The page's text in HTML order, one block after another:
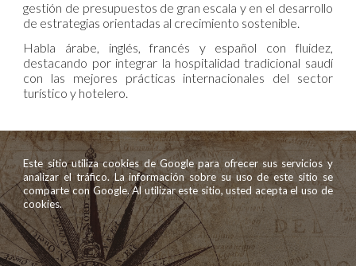
gestión de presupuestos de gran escala y en el desarrollo
de estrategias orientadas al crecimiento sostenible.
Habla árabe, inglés, francés y español con fluidez,
destacando por integrar la hospitalidad tradicional saudí
con las mejores prácticas internacionales del sector
turístico y hotelero.
Este sitio utiliza cookies de Google para ofrecer sus servicios y
analizar el tráfico. La información sobre su uso de este sitio se
comparte con Google. Al utilizar este sitio, usted acepta el uso de
cookies.